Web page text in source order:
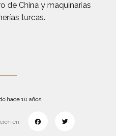
de China y maquinarias
turcas.
hace 10 años
en: